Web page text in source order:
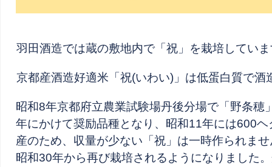
羽田酒造では蔵の敷地内で「祝」を栽培してい
京都産酒造好適米「祝(いわい)」は低蛋白質で
昭和8年京都府立農業試験場丹後分場で「野条
年にかけて奨励品種となり、昭和11年には600
産のため、収量が少ない「祝」は一時作られま
昭和30年から再び栽培されるようになりました